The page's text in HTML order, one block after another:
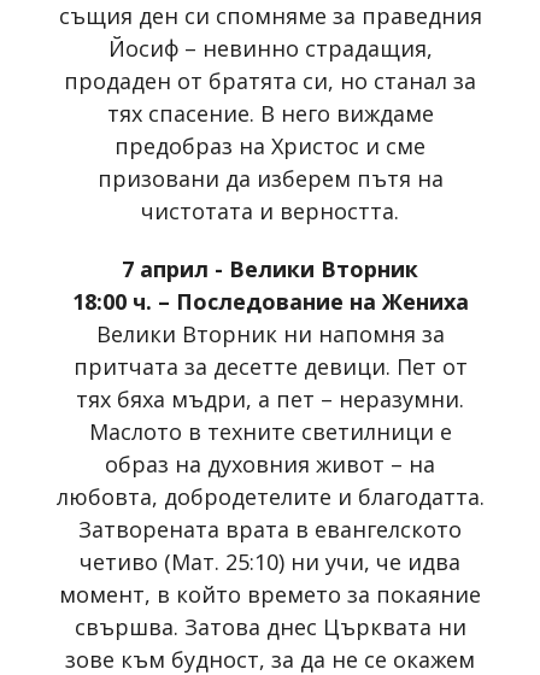
същия ден си спомняме за праведния
Йосиф – невинно страдащия,
продаден от братята си, но станал за
тях спасение. В него виждаме
предобраз на Христос и сме
призовани да изберем пътя на
чистотата и верността.
7 април - Велики Вторник
18:00 ч. – Последование на Жениха
Велики Вторник ни напомня за
притчата за десетте девици. Пет от
тях бяха мъдри, а пет – неразумни.
Маслото в техните светилници е
образ на духовния живот – на
любовта, добродетелите и благодатта.
Затворената врата в евангелското
четиво (Мат. 25:10) ни учи, че идва
момент, в който времето за покаяние
свършва. Затова днес Църквата ни
зове към будност, за да не се окажем